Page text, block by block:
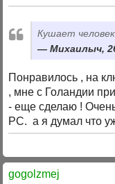
Кушает человек,
Михаилыч,
Понравилось , на
, мне с Голандии
- еще сделаю !
PC. а я думал что
gogolzmej